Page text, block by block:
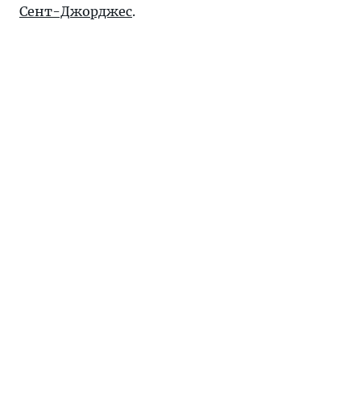
Сент-Джорджес.